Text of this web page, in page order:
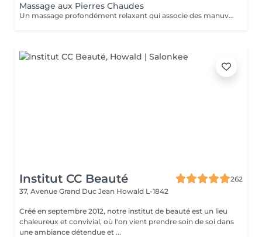
Massage aux Pierres Chaudes
Un massage profondément relaxant qui associe des manuvres enveloppantes à la chaleur des pierres volcaniques. La chaleur diffuse permet de relâcher les tensions musculaires en profondeur, favorise la détente et procure une sensation immédiate de lâcher-prise. Les mouvements lents et harmonieux accompagnent le corps vers un état de relaxation intense, tout en améliorant la circulation et la sensation de légèreté. Un soin idéal pour se détendre profondément, relâcher le stress et retrouver un équilibre entre le corps et l'esprit.
Institut CC Beauté
262
37, Avenue Grand Duc Jean Howald L-1842
Créé en septembre 2012, notre institut de beauté est un lieu
chaleureux et convivial, où l'on vient prendre soin de soi dans
une ambiance détendue et ...